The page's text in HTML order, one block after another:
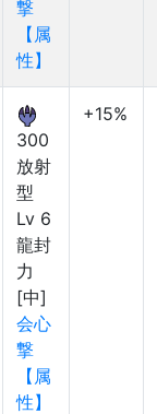
撃
【属
性】
300
放射
型
Lv 6
龍封
力
[中]
会心
撃
【属
性】
+15%